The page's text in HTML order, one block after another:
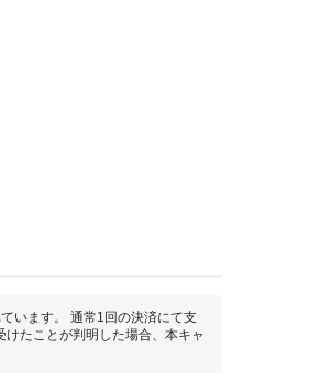
います。 通常1回の決済にて支
たことが判明した場合、本キャ